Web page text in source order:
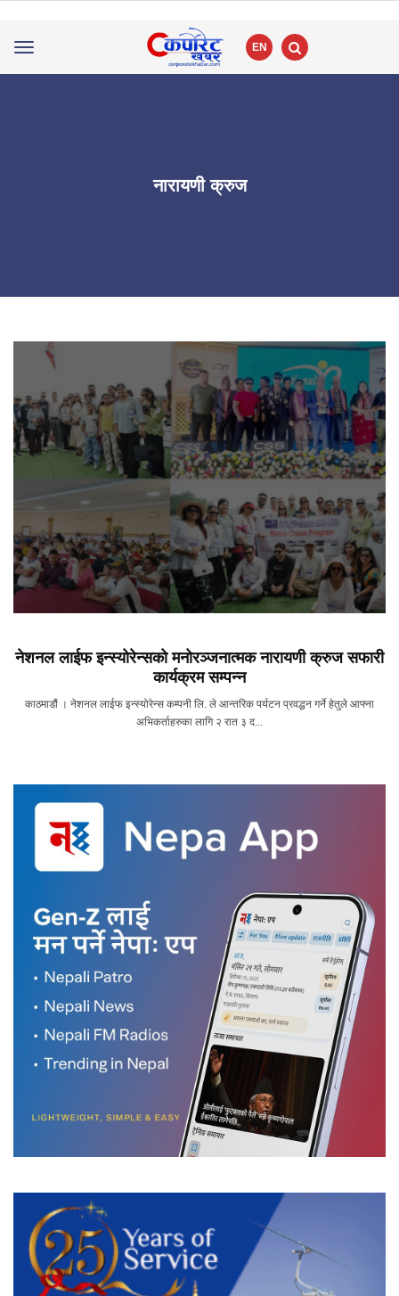
Toggle
navigation
EN
नारायणी क्रुज
नेशनल लाईफ इन्स्योरेन्सको मनोरञ्जनात्मक नारायणी क्रुज सफारी
कार्यक्रम सम्पन्न
काठमाडौं । नेशनल लाईफ इन्स्योरेन्स कम्पनी लि. ले आन्तरिक पर्यटन प्रवद्धन गर्ने हेतुले आफ्ना
अभिकर्ताहरुका लागि २ रात ३ द...